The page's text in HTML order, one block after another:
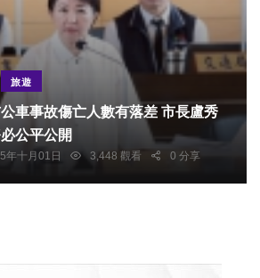
旅遊
事故傷亡人數有落差 市長盧秀
公平公開
年十月01日 3,448 觀看 0 分享